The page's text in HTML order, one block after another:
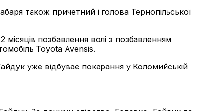
також причетний і голова Тернопільської
позбавлення волі з позбавленням
Toyota Avensis.
уже відбуває покарання у Коломийській